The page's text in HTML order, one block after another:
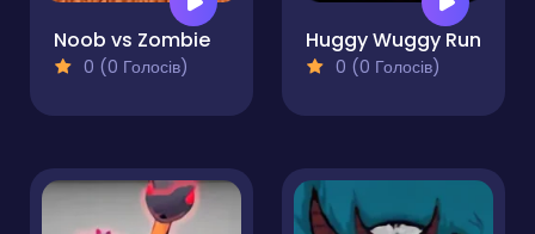
Noob vs Zombie
0 (0 Голосів)
Huggy Wuggy Run
0 (0 Голосів)